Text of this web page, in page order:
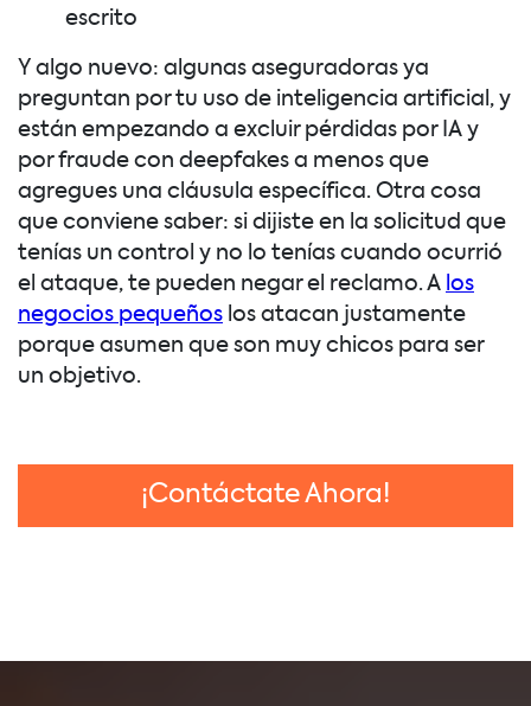
escrito
Y algo nuevo: algunas aseguradoras ya
preguntan por tu uso de inteligencia artificial, y
están empezando a excluir pérdidas por IA y
por fraude con deepfakes a menos que
agregues una cláusula específica. Otra cosa
que conviene saber: si dijiste en la solicitud que
tenías un control y no lo tenías cuando ocurrió
el ataque, te pueden negar el reclamo. A los
negocios pequeños los atacan justamente
porque asumen que son muy chicos para ser
un objetivo.
¡Contáctate Ahora!